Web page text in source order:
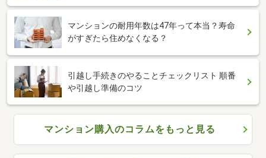
マンションの耐用年数は47年って本当？寿命
がすぎたら住めなくなる？
引越し手続きのやることチェックリスト 順番
や引越し準備のコツ
マンション購入のコラムをもっと見る